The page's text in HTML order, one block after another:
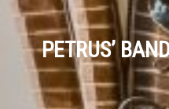
PETRUS’